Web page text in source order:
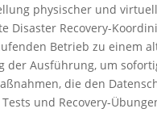
physischer und
Disaster Recovery-
Betrieb zu einem
der Ausführung, um
die den
und Recovery-